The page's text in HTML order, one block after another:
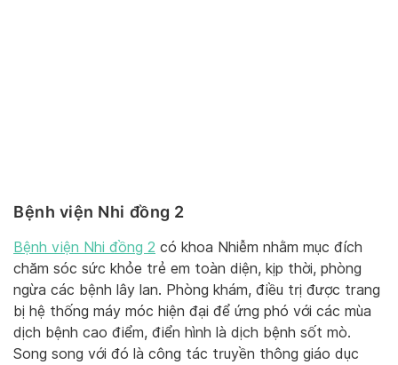
Bệnh viện Nhi đồng 2
Bệnh viện Nhi đồng 2 có khoa Nhiễm nhằm mục đích
chăm sóc sức khỏe trẻ em toàn diện, kịp thời, phòng
ngừa các bệnh lây lan. Phòng khám, điều trị được trang
bị hệ thống máy móc hiện đại để ứng phó với các mùa
dịch bệnh cao điểm, điển hình là dịch bệnh sốt mò.
Song song với đó là công tác truyền thông giáo dục